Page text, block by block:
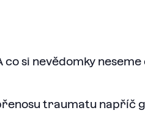
co si nevědomky
traumatu